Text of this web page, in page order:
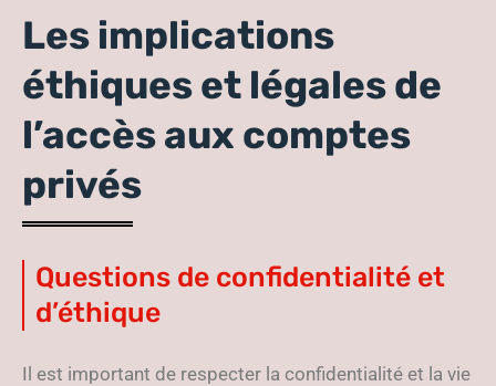
Les implications
éthiques et légales de
l’accès aux comptes
privés
Questions de confidentialité et
d’éthique
Il est important de respecter la confidentialité et la vie